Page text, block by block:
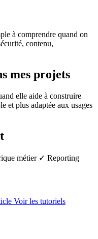
à comprendre quand on
contenu,
mes projets
elle aide à construire
et plus adaptée aux usages
métier ✓ Reporting
Voir les tutoriels